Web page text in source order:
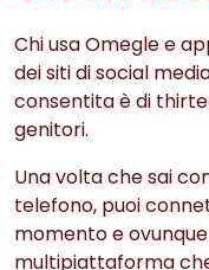
Chi usa Omegle e
dei siti di social
consentita è di
genitori.
Una volta che sai
telefono, puoi
momento e
multipiattaforma